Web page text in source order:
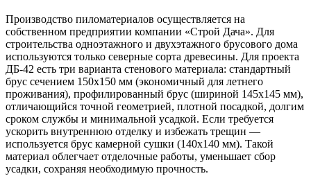
Производство пиломатериалов осуществляется на
собственном предприятии компании «Строй Дача». Для
строительства одноэтажного и двухэтажного брусового дома
используются только северные сорта древесины. Для проекта
ДБ-42 есть три варианта стенового материала: стандартный
брус сечением 150х150 мм (экономичный для летнего
проживания), профилированный брус (шириной 145х145 мм),
отличающийся точной геометрией, плотной посадкой, долгим
сроком службы и минимальной усадкой. Если требуется
ускорить внутреннюю отделку и избежать трещин —
используется брус камерной сушки (140х140 мм). Такой
материал облегчает отделочные работы, уменьшает сбор
усадки, сохраняя необходимую прочность.